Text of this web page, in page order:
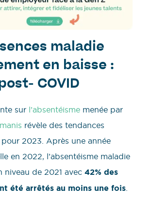
maladie
en baisse :
COVID
sur l’absentéisme menée par
révèle des tendances
2023. Après une année
en 2022, l’absentéisme maladie
niveau de 2021 avec 42% des
été arrêtés au moins une fois